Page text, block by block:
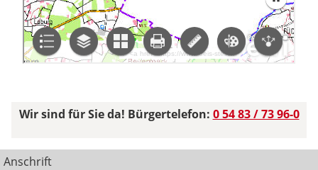
Wir sind für Sie da! Bürgertelefon: 0 54 83 / 73 96-0
Anschrift